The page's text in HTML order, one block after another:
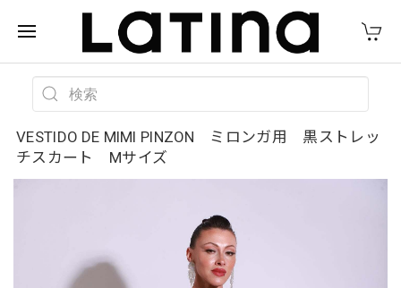
VESTIDO DE MIMI PINZON ミロンガ用 黒ストレッ
チスカート Mサイズ